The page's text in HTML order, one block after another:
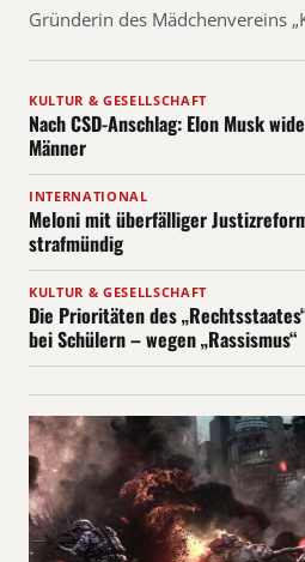
Gründerin des Mädchenvereins
KULTUR & GESELLSCHAFT
Nach CSD-Anschlag: Elon Musk
Männer
INTERNATIONAL
Meloni mit überfälliger
strafmündig
KULTUR & GESELLSCHAFT
Die Prioritäten des
bei Schülern – wegen „Rassismus“